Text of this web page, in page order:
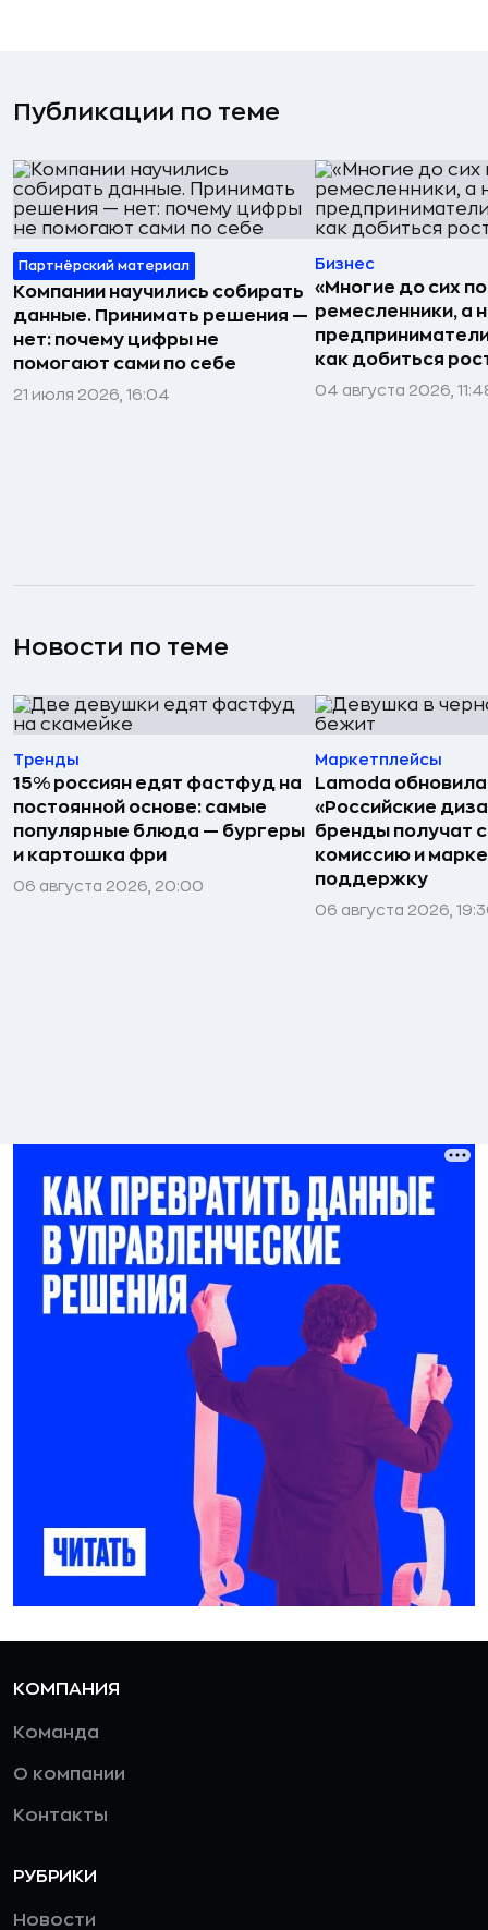
Публикации по теме
Партнёрский материал
Компании научились собирать
данные. Принимать решения —
нет: почему цифры не
помогают сами по себе
21 июля 2026, 16:04
Бизнес
«Многие до сих
ремесленники, а
как добиться
04 августа 2026,
Новости по теме
Тренды
15% россиян едят фастфуд на
постоянной основе: самые
популярные блюда — бургеры
и картошка фри
06 августа 2026, 20:00
Маркетплейсы
Lamoda
«Российские
бренды получат
комиссию и
поддержку
06 августа 2026,
КОМПАНИЯ
Команда
О компании
Контакты
РУБРИКИ
Новости